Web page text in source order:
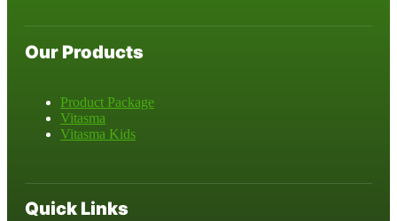
Our Products
Product Package
Vitasma
Vitasma Kids
Quick Links